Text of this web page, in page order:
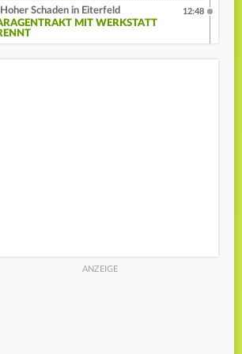
Hoher Schaden in Eiterfeld
MIT WERKSTATT
12:48